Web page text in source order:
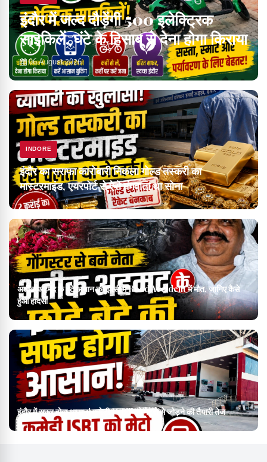
इंदौर में जल्द दौड़ेंगी 500 इलेक्ट्रिक
साइकिलें, घंटे के हिसाब से देना होगा किराया
06 August 2026
INDORE
इंदौर का सराफा कारोबारी निकला गोल्ड तस्करी का
मास्टरमाइंड, एयरपोर्ट से ऐसे मंगवाता था सोना
अतीक अहमद के बेटे आबान की झांसी में Road Accident में मौत, जानिए कैसे
हुआ हादसा
इंदौर में सफर होगा आसान! कुमेड़ी ISBT को मेट्रो से जोड़ने की तैयारी तेज